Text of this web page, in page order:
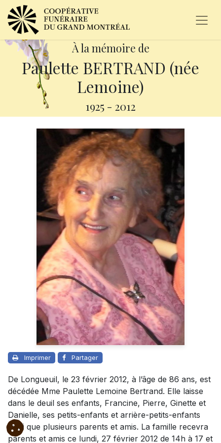
À la mémoire de
Paulette BERTRAND (née
Lemoine)
1925 - 2012
Imprimer Partager
De Longueuil, le 23 février 2012, à l’âge de 86 ans, est
décédée Mme Paulette Lemoine Bertrand. Elle laisse
dans le deuil ses enfants, Francine, Pierre, Ginette et
Danielle, ses petits-enfants et arrière-petits-enfants
ainsi que plusieurs parents et amis. La famille recevra
parents et amis ce lundi, 27 février 2012 de 14h à 17 et